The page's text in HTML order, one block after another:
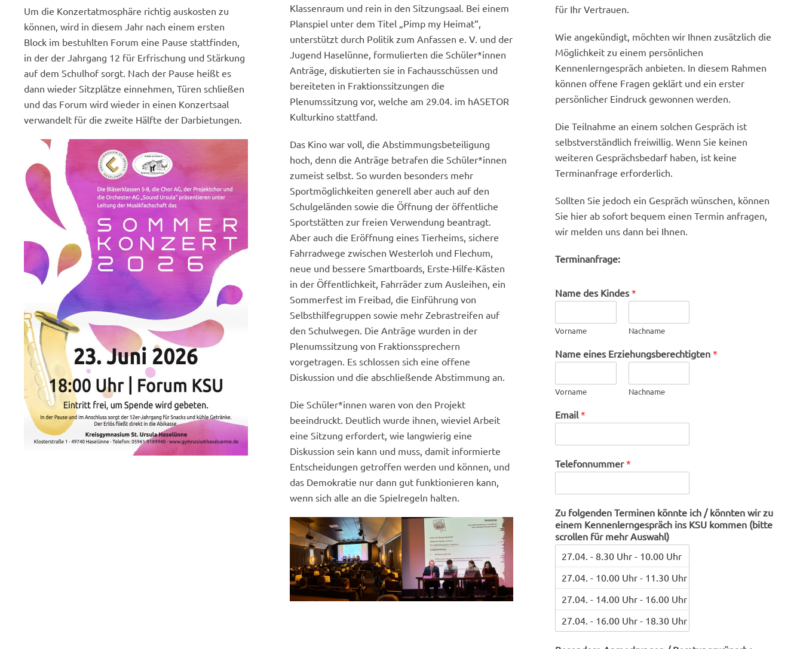
Um die Konzertatmosphäre richtig auskosten zu
können, wird in diesem Jahr nach einem ersten
Block im bestuhlten Forum eine Pause stattfinden,
in der der Jahrgang 12 für Erfrischung und Stärkung
auf dem Schulhof sorgt. Nach der Pause heißt es
dann wieder Sitzplätze einnehmen, Türen schließen
und das Forum wird wieder in einen Konzertsaal
verwandelt für die zweite Hälfte der Darbietungen.
Klassenraum und rein in den Sitzungsaal. Bei einem
Planspiel unter dem Titel „Pimp my Heimat“,
unterstützt durch Politik zum Anfassen e. V. und der
Jugend Haselünne, formulierten die Schüler*innen
Anträge, diskutierten sie in Fachausschüssen und
bereiteten in Fraktionssitzungen die
Plenumssitzung vor, welche am 29.04. im hASETOR
Kulturkino stattfand.
Das Kino war voll, die Abstimmungsbeteiligung
hoch, denn die Anträge betrafen die Schüler*innen
zumeist selbst. So wurden besonders mehr
Sportmöglichkeiten generell aber auch auf den
Schulgeländen sowie die Öffnung der öffentliche
Sportstätten zur freien Verwendung beantragt.
Aber auch die Eröffnung eines Tierheims, sichere
Fahrradwege zwischen Westerloh und Flechum,
neue und bessere Smartboards, Erste-Hilfe-Kästen
in der Öffentlichkeit, Fahrräder zum Ausleihen, ein
Sommerfest im Freibad, die Einführung von
Selbsthilfegruppen sowie mehr Zebrastreifen auf
den Schulwegen. Die Anträge wurden in der
Plenumssitzung von Fraktionssprechern
vorgetragen. Es schlossen sich eine offene
Diskussion und die abschließende Abstimmung an.
Die Schüler*innen waren von den Projekt
beeindruckt. Deutlich wurde ihnen, wieviel Arbeit
eine Sitzung erfordert, wie langwierig eine
Diskussion sein kann und muss, damit informierte
Entscheidungen getroffen werden und können, und
das Demokratie nur dann gut funktionieren kann,
wenn sich alle an die Spielregeln halten.
für Ihr Vertrauen.
Wie angekündigt, möchten wir Ihnen zusätzlich die
Möglichkeit zu einem persönlichen
Kennenlerngespräch anbieten. In diesem Rahmen
können offene Fragen geklärt und ein erster
persönlicher Eindruck gewonnen werden.
Die Teilnahme an einem solchen Gespräch ist
selbstverständlich freiwillig. Wenn Sie keinen
weiteren Gesprächsbedarf haben, ist keine
Terminanfrage erforderlich.
Sollten Sie jedoch ein Gespräch wünschen, können
Sie hier ab sofort bequem einen Termin anfragen,
wir melden uns dann bei Ihnen.
Terminanfrage:
Name des Kindes*
Vorname Nachname
Name eines Erziehungsberechtigten*
Vorname Nachname
Email*
i
N
m
e
/
Telefonnummer*
Zu folgenden Terminen könnte ich / könnten wir zu
einem Kennenlerngespräch ins KSU kommen (bitte
scrollen für mehr Auswahl)